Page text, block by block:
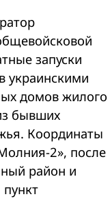
запуски
украинскими
домов жилого
бывших
Координаты
2», после
район и